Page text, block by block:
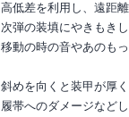
高低差を利用し、遠距
次弾の装填にやきもき
移動の時の音やあのも
斜めを向くと装甲が厚
履帯へのダメージなど